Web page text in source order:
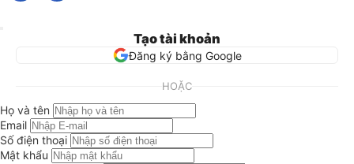
Tạo tài khoản
Đăng ký bằng Google
HOẶC
Họ và tên
Email
Số điện thoại
Mật khẩu